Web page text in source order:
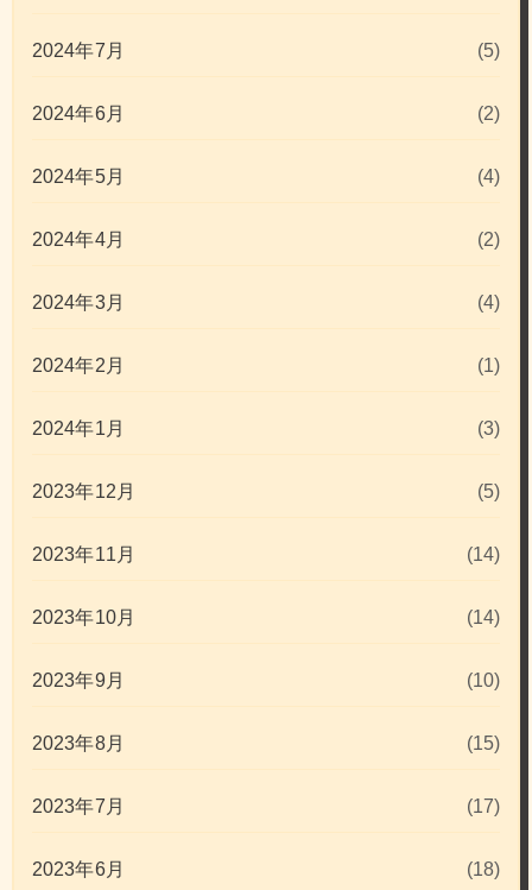
2024年7月 (5)
2024年6月 (2)
2024年5月 (4)
2024年4月 (2)
2024年3月 (4)
2024年2月 (1)
2024年1月 (3)
2023年12月 (5)
2023年11月 (14)
2023年10月 (14)
2023年9月 (10)
2023年8月 (15)
2023年7月 (17)
2023年6月 (18)